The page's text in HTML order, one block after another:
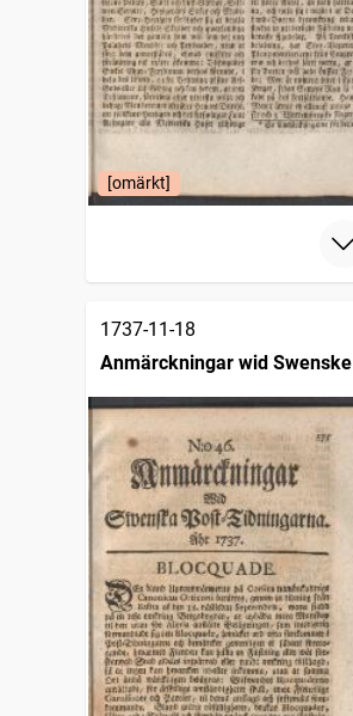
[omärkt]
1737-11-18
Anmärckningar wid Swenske
posttidningarne